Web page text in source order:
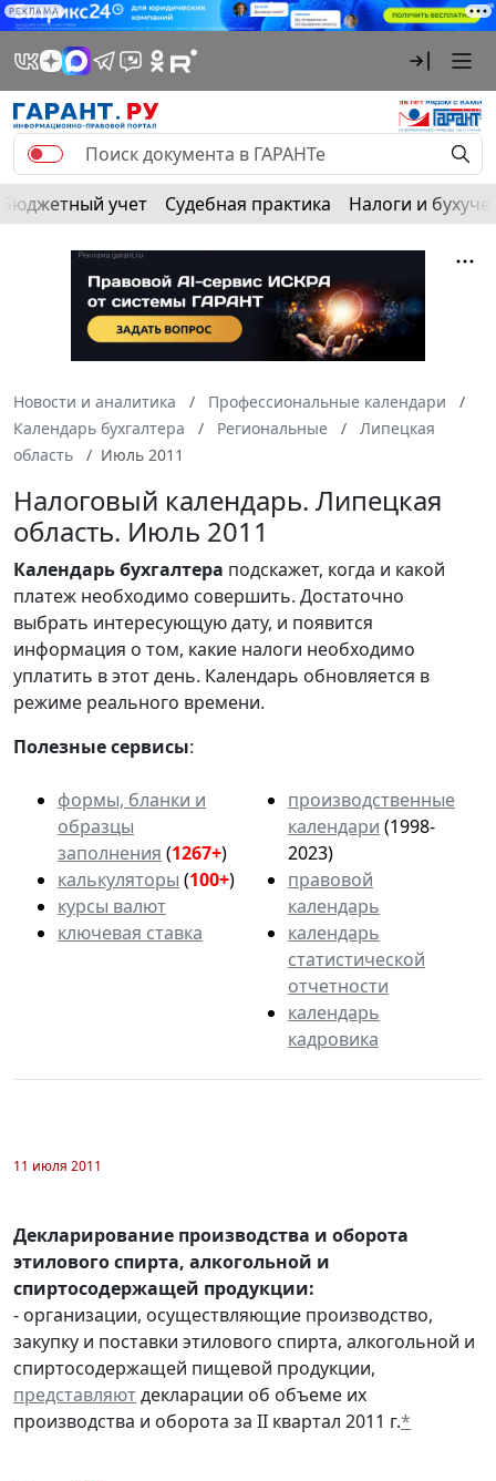
РЕКЛАМА
Бюджетный учет Судебная практика Налоги и
Новости и аналитика
Профессиональные календари
Календарь бухгалтера
Региональные
Липецкая
область
Июль 2011
Налоговый календарь. Липецкая
область. Июль 2011
Календарьбухгалтера подскажет, когда и какой
платеж необходимо совершить. Достаточно
выбрать интересующую дату, и появится
информация о том, какие налоги необходимо
уплатить в этот день. Календарь обновляется в
режиме реального времени.
Полезные сервисы:
формы, бланки и
образцы
заполнения (1267+)
калькуляторы (100+)
курсы валют
ключевая ставка
производственные
календари (1998-
2023)
правовой
календарь
календарь
статистической
отчетности
календарь
кадровика
11 июля 2011
Декларирование производства и оборота
этилового спирта, алкогольной и
спиртосодержащей продукции:
- организации, осуществляющие производство,
закупку и поставки этилового спирта, алкогольной и
спиртосодержащей пищевой продукции,
представляютдекларации об объеме их
производства и оборота за II квартал 2011 г.*